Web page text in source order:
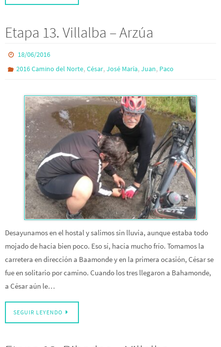
Etapa 13. Villalba – Arzúa
18/06/2016
2016 Camino del Norte,César,José María,Juan, Paco
Desayunamos en el hostal y salimos sin lluvia, aunque estaba todo
mojado de hacía bien poco. Eso sí, hacía mucho frío. Tomamos la
carretera en dirección a Baamonde y en la primera ocasión, César se
fue en solitario por camino. Cuando los tres llegaron a Bahamonde,
a César aún le…
SEGUIR LEYENDO